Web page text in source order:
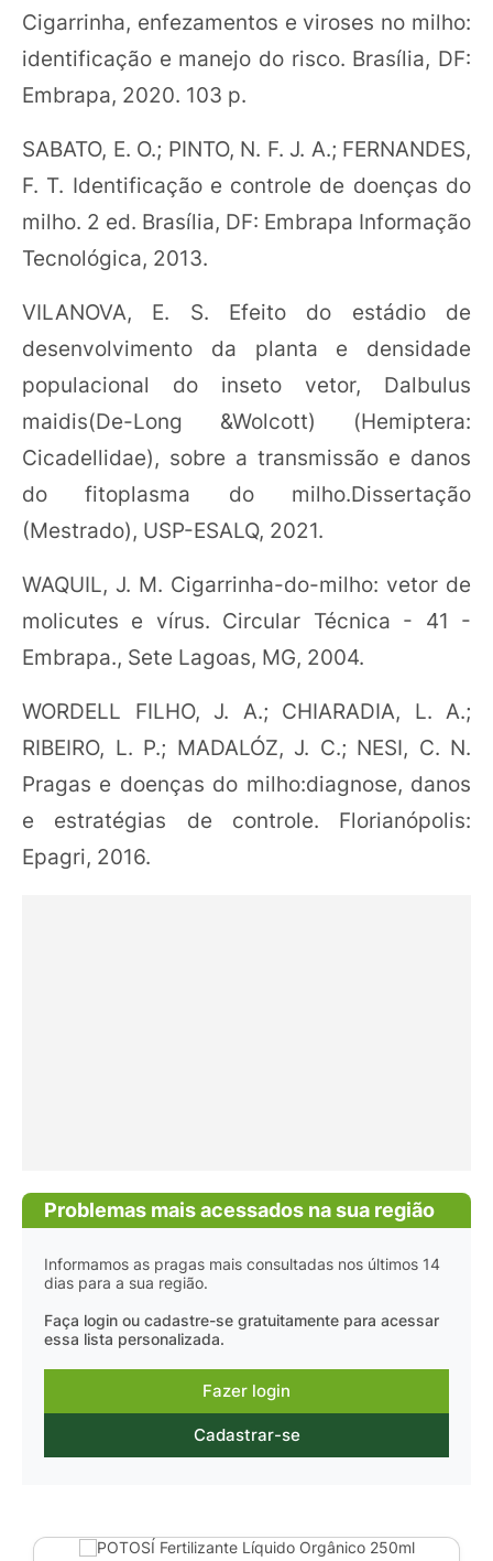
Cigarrinha, enfezamentos e viroses no milho:
identificação e manejo do risco. Brasília, DF:
Embrapa, 2020. 103 p.
SABATO, E. O.; PINTO, N. F. J. A.; FERNANDES,
F. T. Identificação e controle de doenças do
milho. 2 ed. Brasília, DF: Embrapa Informação
Tecnológica, 2013.
VILANOVA, E. S. Efeito do estádio de
desenvolvimento da planta e densidade
populacional do inseto vetor, Dalbulus
maidis(De-Long &Wolcott) (Hemiptera:
Cicadellidae), sobre a transmissão e danos
do fitoplasma do milho.Dissertação
(Mestrado), USP-ESALQ, 2021.
WAQUIL, J. M. Cigarrinha-do-milho: vetor de
molicutes e vírus. Circular Técnica - 41 -
Embrapa., Sete Lagoas, MG, 2004.
WORDELL FILHO, J. A.; CHIARADIA, L. A.;
RIBEIRO, L. P.; MADALÓZ, J. C.; NESI, C. N.
Pragas e doenças do milho:diagnose, danos
e estratégias de controle. Florianópolis:
Epagri, 2016.
Problemas mais acessados na sua região
Informamos as pragas mais consultadas nos últimos 14
dias para a sua região.
Faça login ou cadastre-se gratuitamente para acessar
essa lista personalizada.
Fazer login
Cadastrar-se